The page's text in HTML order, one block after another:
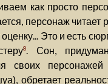
как просто
персонаж читает
Это и есть
8. Сон,
своих
обретает